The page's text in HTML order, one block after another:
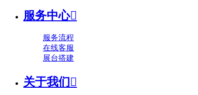
服务中心
服务流程
在线客服
展台搭建
关于我们 